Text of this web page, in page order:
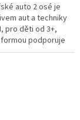
auto 2 osé je
aut a techniky
pro děti od 3+,
podporuje
hraní a